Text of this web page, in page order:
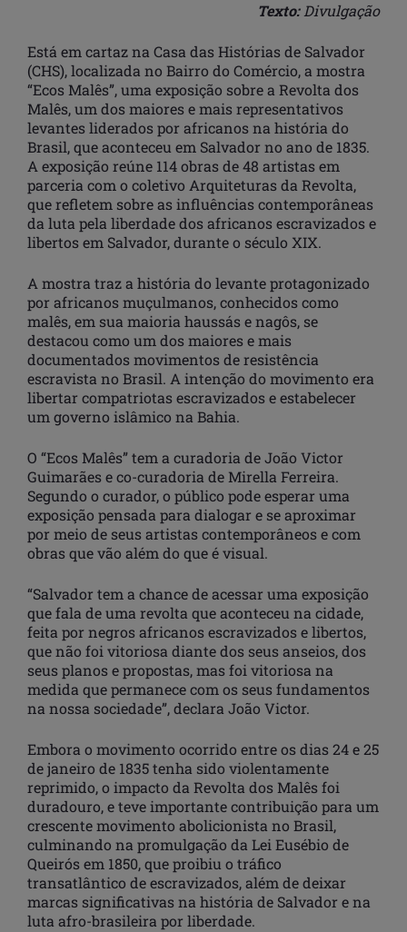
Texto:Divulgação
Está em cartaz na Casa das Histórias de Salvador
(CHS), localizada no Bairro do Comércio, a mostra
“Ecos Malês”, uma exposição sobre a Revolta dos
Malês, um dos maiores e mais representativos
levantes liderados por africanos na história do
Brasil, que aconteceu em Salvador no ano de 1835.
A exposição reúne 114 obras de 48 artistas em
parceria com o coletivo Arquiteturas da Revolta,
que refletem sobre as influências contemporâneas
da luta pela liberdade dos africanos escravizados e
libertos em Salvador, durante o século XIX.
A mostra traz a história do levante protagonizado
por africanos muçulmanos, conhecidos como
malês, em sua maioria haussás e nagôs, se
destacou como um dos maiores e mais
documentados movimentos de resistência
escravista no Brasil. A intenção do movimento era
libertar compatriotas escravizados e estabelecer
um governo islâmico na Bahia.
O “Ecos Malês” tem a curadoria de João Victor
Guimarães e co-curadoria de Mirella Ferreira.
Segundo o curador, o público pode esperar uma
exposição pensada para dialogar e se aproximar
por meio de seus artistas contemporâneos e com
obras que vão além do que é visual.
“Salvador tem a chance de acessar uma exposição
que fala de uma revolta que aconteceu na cidade,
feita por negros africanos escravizados e libertos,
que não foi vitoriosa diante dos seus anseios, dos
seus planos e propostas, mas foi vitoriosa na
medida que permanece com os seus fundamentos
na nossa sociedade”, declara João Victor.
Embora o movimento ocorrido entre os dias 24 e 25
de janeiro de 1835 tenha sido violentamente
reprimido, o impacto da Revolta dos Malês foi
duradouro, e teve importante contribuição para um
crescente movimento abolicionista no Brasil,
culminando na promulgação da Lei Eusébio de
Queirós em 1850, que proibiu o tráfico
transatlântico de escravizados, além de deixar
marcas significativas na história de Salvador e na
luta afro-brasileira por liberdade.